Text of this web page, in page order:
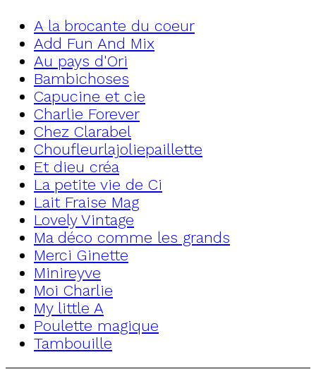
A la brocante du coeur
Add Fun And Mix
Au pays d'Ori
Bambichoses
Capucine et cie
Charlie Forever
Chez Clarabel
Choufleurlajoliepaillette
Et dieu créa
La petite vie de Ci
Lait Fraise Mag
Lovely Vintage
Ma déco comme les grands
Merci Ginette
Minireyve
Moi Charlie
My little A
Poulette magique
Tambouille